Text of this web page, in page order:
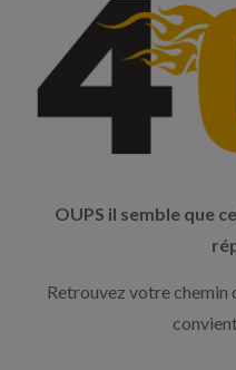
OUPS il semble que
Retrouvez votre chemin